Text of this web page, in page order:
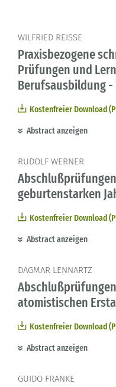
WILFRIED REISSE
Praxisbezogene
Prüfungen und
Berufsausbildung
Kostenfreier Download
Abstract anzeigen
RUDOLF WERNER
geburtenstarken
Kostenfreier Download
Abstract anzeigen
DAGMAR LENNARTZ
atomistischen
Kostenfreier Download
Abstract anzeigen
GUIDO FRANKE